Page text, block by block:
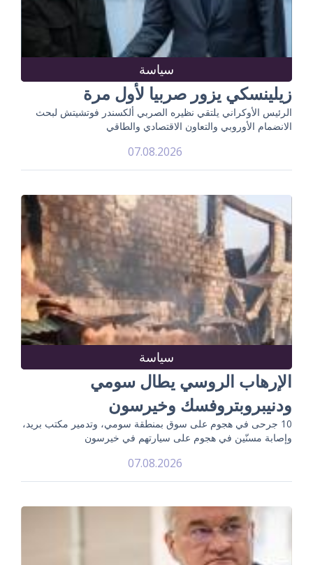
سياسة
زيلينسكي يزور صربيا لأول مرة
الرئيس الأوكراني يلتقي نظيره الصربي ألكسندر فوتشيتش لبحث
الانضمام الأوروبي والتعاون الاقتصادي والطاقي
07.08.2026
سياسة
الإرهاب الروسي يطال سومي
ودنيبروبتروفسك وخيرسون
10 جرحى في هجوم على سوق بمنطقة سومي، وتدمير مكتب بريد،
وإصابة مسنّين في هجوم على سيارتهم في خيرسون
07.08.2026